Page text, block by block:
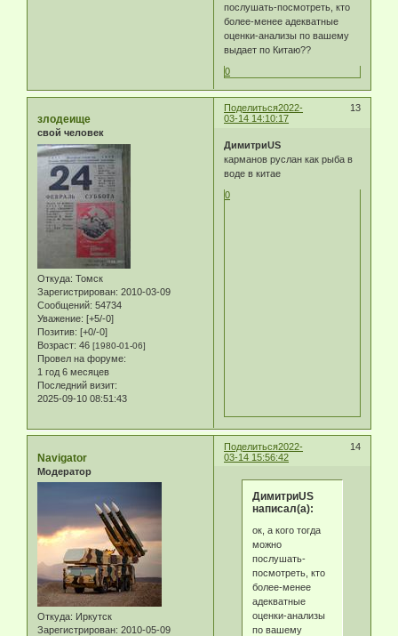
послушать-посмотреть, кто
более-менее адекватные
оценки-анализы по вашему
выдает по Китаю??
0
Поделиться 13
2022-
03-14 14:10:17
злодеище
свой человек
Откуда: Томск
Зарегистрирован: 2010-03-09
Сообщений: 54734
Уважение: [+5/-0]
Позитив: [+0/-0]
Возраст: 46 [1980-01-06]
Провел на форуме:
1 год 6 месяцев
Последний визит:
2025-09-10 08:51:43
ДимитриUS
карманов руслан как рыба в
воде в китае
0
Поделиться 14
2022-
03-14 15:56:42
Navigator
Модератор
Откуда: Иркутск
Зарегистрирован: 2010-05-09
ДимитриUS
написал(а):
ок, а кого тогда
можно
послушать-
посмотреть, кто
более-менее
адекватные
оценки-анализы
по вашему